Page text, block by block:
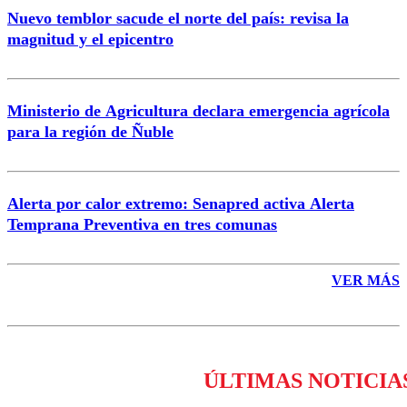
Nuevo temblor sacude el norte del país: revisa la
magnitud y el epicentro
Ministerio de Agricultura declara emergencia agrícola
para la región de Ñuble
Alerta por calor extremo: Senapred activa Alerta
Temprana Preventiva en tres comunas
VER MÁS
ÚLTIMAS